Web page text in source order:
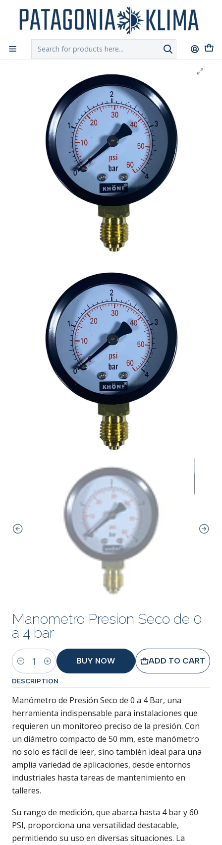
Chilexpress
Home Calefacción Central
Manometro Presion Seco de 0 a 4 bar
Manometro Presion Seco de 0
a 4 bar
Quantity
ADD TO CART
BUY NOW
DESCRIPTION
Manómetro de Presión Seco de 0 a 4 Bar, una
herramienta indispensable para instalaciones que
requieren un monitoreo preciso de la presión. Con
un diámetro compacto de 50 mm, este manómetro
no solo es fácil de leer, sino también ideal para una
amplia variedad de aplicaciones, desde entornos
industriales hasta tareas de mantenimiento en
talleres.
Su rango de medición, que abarca hasta 4 bar y 60
PSI, proporciona una versatilidad destacable,
permitiendo su uso en diversas situaciones. La